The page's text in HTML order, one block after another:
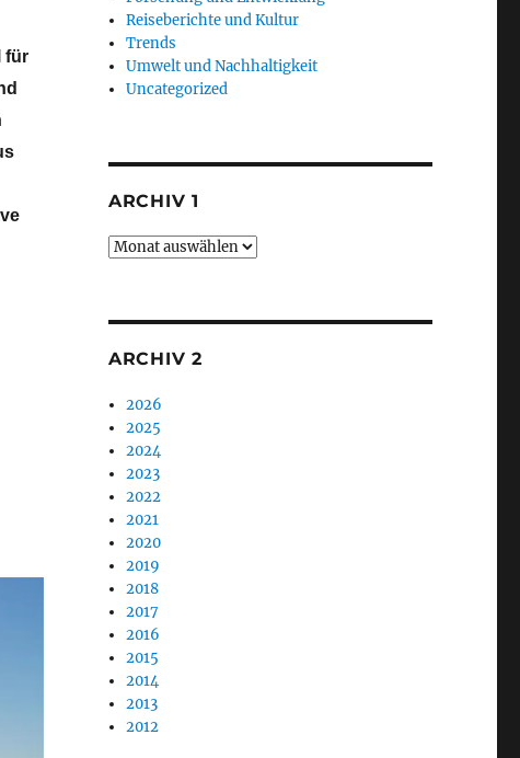
für
IMOTHEP, ein ehrgeiziges Technologieprogramm
Reiseberichte und Kultur
Trends
Umwelt und Nachhaltigkeit
Uncategorized
ARCHIV 1
Archiv
ARCHIV 2
2026
2025
2024
2023
2022
2021
2020
2019
2018
2017
2016
2015
2014
2013
2012